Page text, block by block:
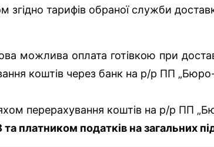
згідно тарифів обраної служби
можлива оплата готівкою при
коштів через банк на р/р ПП
перерахування коштів на р/р ПП
платником податків на загальних